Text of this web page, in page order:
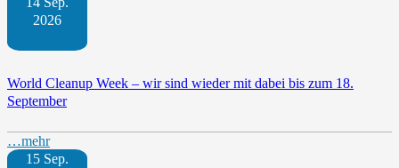
2026
World Cleanup Week – wir sind wieder mit dabei bis zum 18.
September
…mehr
15 Sep.